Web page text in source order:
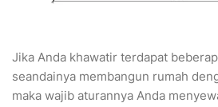
Jika Anda khawatir terdapat
seandainya membangun rumah
maka wajib aturannya Anda